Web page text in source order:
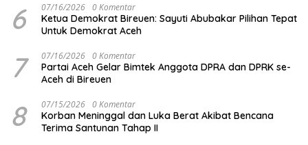
6 07/16/2026 0 Komentar
Ketua Demokrat Bireuen: Sayuti Abubakar Pilihan Tepat
Untuk Demokrat Aceh
7 07/16/2026 0 Komentar
Partai Aceh Gelar Bimtek Anggota DPRA dan DPRK se-
Aceh di Bireuen
8 07/15/2026 0 Komentar
Korban Meninggal dan Luka Berat Akibat Bencana
Terima Santunan Tahap II